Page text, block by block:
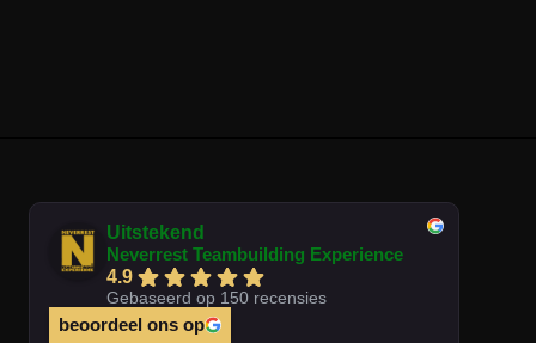
Uitstekend
Neverrest Teambuilding Experience
4.9
Gebaseerd op 150 recensies
beoordeel ons op